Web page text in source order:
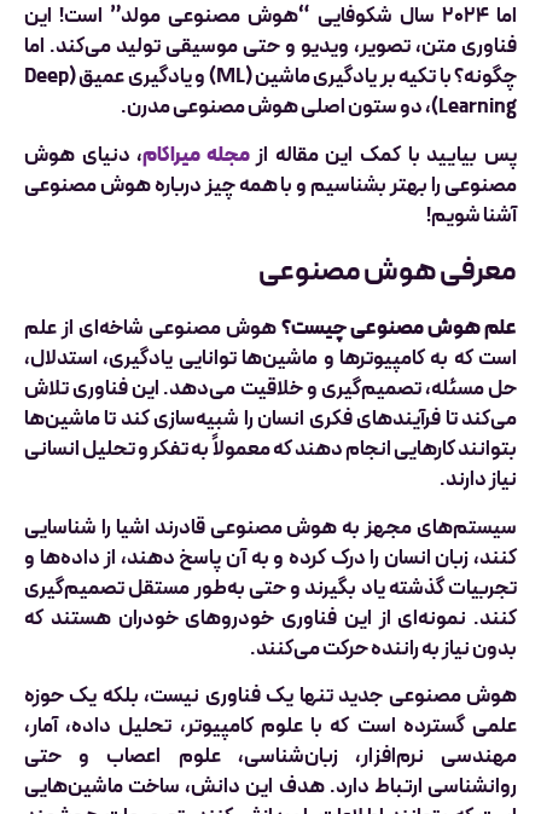
اما ۲۰۲۴ سال شکوفایی “هوش مصنوعی مولد” است! این
فناوری متن، تصویر، ویدیو و حتی موسیقی تولید می‌کند. اما
چگونه؟ با تکیه بر یادگیری ماشین (ML) و یادگیری عمیق (Deep
Learning)، دو ستون اصلی هوش مصنوعی مدرن.
پس بیایید با کمک این مقاله ازمجله میراکام، دنیای هوش
مصنوعی را بهتر بشناسیم و با همه چیز درباره هوش مصنوعی
آشنا شویم!
معرفی هوش مصنوعی
علم هوش مصنوعی چیست؟هوش مصنوعی شاخه‌ای از علم
است که به کامپیوترها و ماشین‌ها توانایی یادگیری، استدلال،
حل مسئله، تصمیم‌گیری و خلاقیت می‌دهد. این فناوری تلاش
می‌کند تا فرآیندهای فکری انسان را شبیه‌سازی کند تا ماشین‌ها
بتوانند کارهایی انجام دهند که معمولاً به تفکر و تحلیل انسانی
نیاز دارند.
سیستم‌های مجهز به هوش مصنوعی قادرند اشیا را شناسایی
کنند، زبان انسان را درک کرده و به آن پاسخ دهند، از داده‌ها و
تجربیات گذشته یاد بگیرند و حتی به‌طور مستقل تصمیم‌گیری
کنند. نمونه‌ای از این فناوری خودروهای خودران هستند که
بدون نیاز به راننده حرکت می‌کنند.
هوش مصنوعی جدید تنها یک فناوری نیست، بلکه یک حوزه
علمی گسترده است که با علوم کامپیوتر، تحلیل داده، آمار،
مهندسی نرم‌افزار، زبان‌شناسی، علوم اعصاب و حتی
روانشناسی ارتباط دارد. هدف این دانش، ساخت ماشین‌هایی